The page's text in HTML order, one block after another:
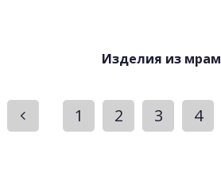
Изделия из
1 2 3 4